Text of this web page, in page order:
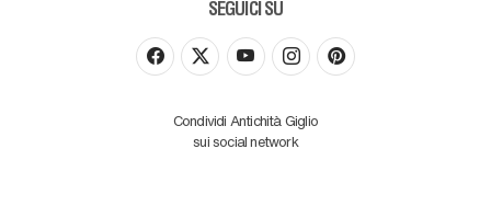
SEGUICI SU
Condividi Antichità Giglio
sui social network